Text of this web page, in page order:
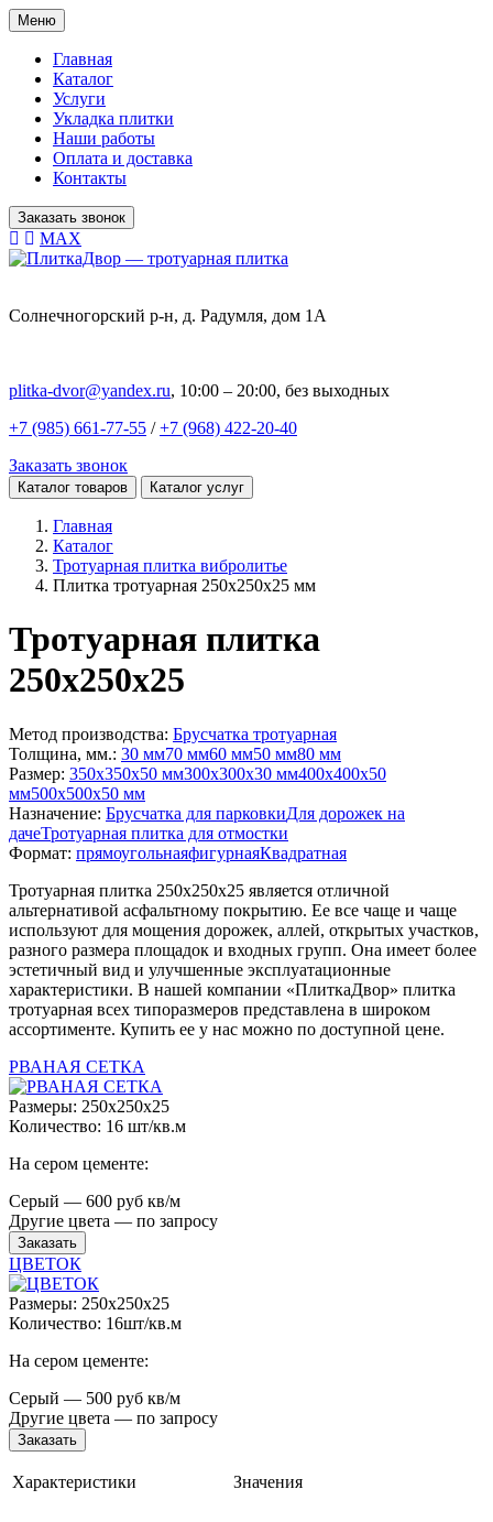
Меню
Главная
Каталог
Услуги
Укладка плитки
Наши работы
Оплата и доставка
Контакты
Заказать звонок
MAX
Солнечногорский р-н, д. Радумля, дом 1А
plitka-dvor@yandex.ru, 10:00 – 20:00, без выходных
+7 (985) 661-77-55 / +7 (968) 422-20-40
Заказать звонок
Каталог товаров Каталог услуг
Главная
Каталог
Тротуарная плитка вибролитье
Плитка тротуарная 250x250x25 мм
Тротуарная плитка
250х250х25
Метод производства: Брусчатка тротуарная
Толщина, мм.: 30 мм70 мм60 мм50 мм80 мм
Размер: 350х350х50 мм300x300x30 мм400х400х50
мм500х500х50 мм
Назначение: Брусчатка для парковкиДля дорожек на
дачеТротуарная плитка для отмостки
Формат: прямоугольнаяфигурнаяКвадратная
Тротуарная плитка 250х250х25 является отличной
альтернативой асфальтному покрытию. Ее все чаще и чаще
используют для мощения дорожек, аллей, открытых участков,
разного размера площадок и входных групп. Она имеет более
эстетичный вид и улучшенные эксплуатационные
характеристики. В нашей компании «ПлиткаДвор» плитка
тротуарная всех типоразмеров представлена в широком
ассортименте. Купить ее у нас можно по доступной цене.
РВАНАЯ СЕТКА
Размеры: 250x250x25
Количество: 16 шт/кв.м
На сером цементе:
Серый — 600 руб кв/м
Другие цвета — по запросу
Заказать
ЦВЕТОК
Размеры: 250x250x25
Количество: 16шт/кв.м
На сером цементе:
Серый — 500 руб кв/м
Другие цвета — по запросу
Заказать
Характеристики Значения